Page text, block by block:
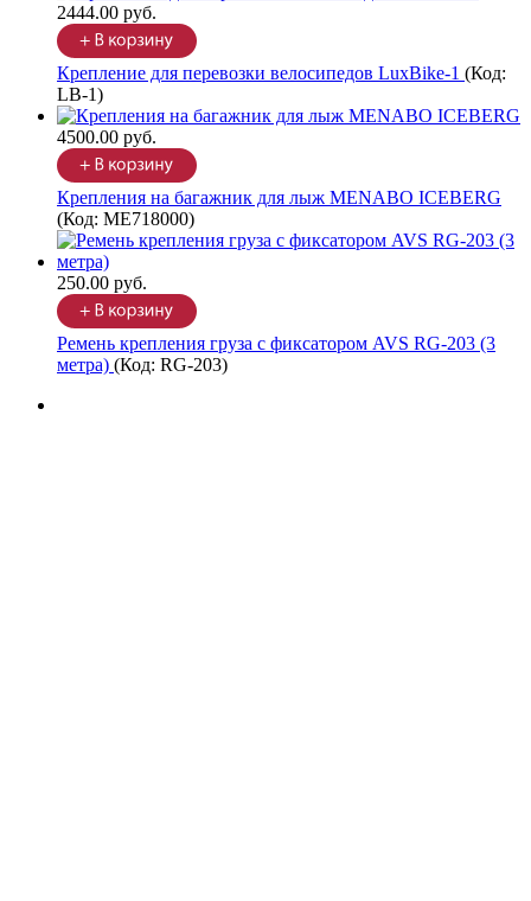
2444.00 руб.
Крепление для перевозки велосипедов LuxBike-1 (Код:
LB-1)
4500.00 руб.
Крепления на багажник для лыж MENABO ICEBERG
(Код: ME718000)
250.00 руб.
Ремень крепления груза с фиксатором AVS RG-203 (3
метра) (Код: RG-203)